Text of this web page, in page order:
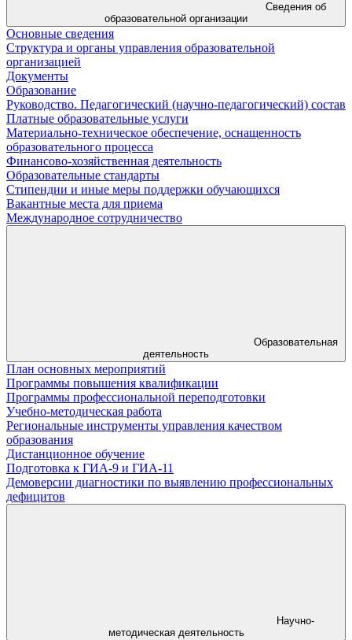
Сведения об
образовательной организации
Основные сведения
Структура и органы управления образовательной
организацией
Документы
Образование
Руководство. Педагогический (научно-педагогический) состав
Платные образовательные услуги
Материально-техническое обеспечение, оснащенность
образовательного процесса
Финансово-хозяйственная деятельность
Образовательные стандарты
Стипендии и иные меры поддержки обучающихся
Вакантные места для приема
Международное сотрудничество
Образовательная
деятельность
План основных мероприятий
Программы повышения квалификации
Программы профессиональной переподготовки
Учебно-методическая работа
Региональные инструменты управления качеством
образования
Дистанционное обучение
Подготовка к ГИА-9 и ГИА-11
Демоверсии диагностики по выявлению профессиональных
дефицитов
Научно-
методическая деятельность